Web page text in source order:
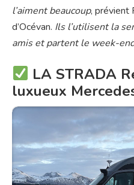
l’aiment beaucoup, prévient
d’Océvan. Ils l’utilisent la
amis et partent le week-
LA STRADA
luxueux